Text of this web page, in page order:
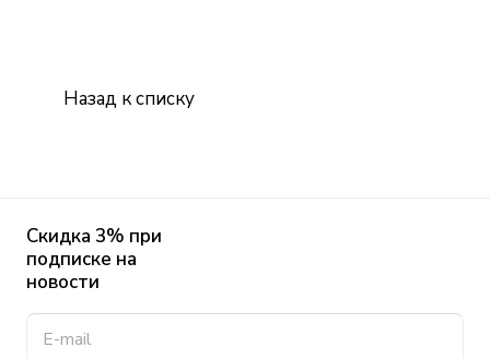
Назад к списку
Скидка 3% при
подписке на
новости